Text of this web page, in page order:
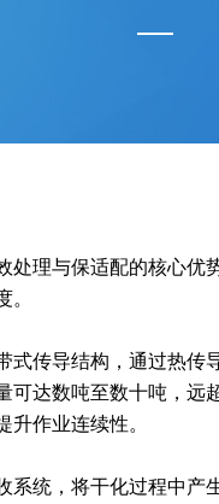
理与保适配的核心
。
传导结构，通过热
达数吨至数十吨，
作业连续性。
统，将干化过程中产